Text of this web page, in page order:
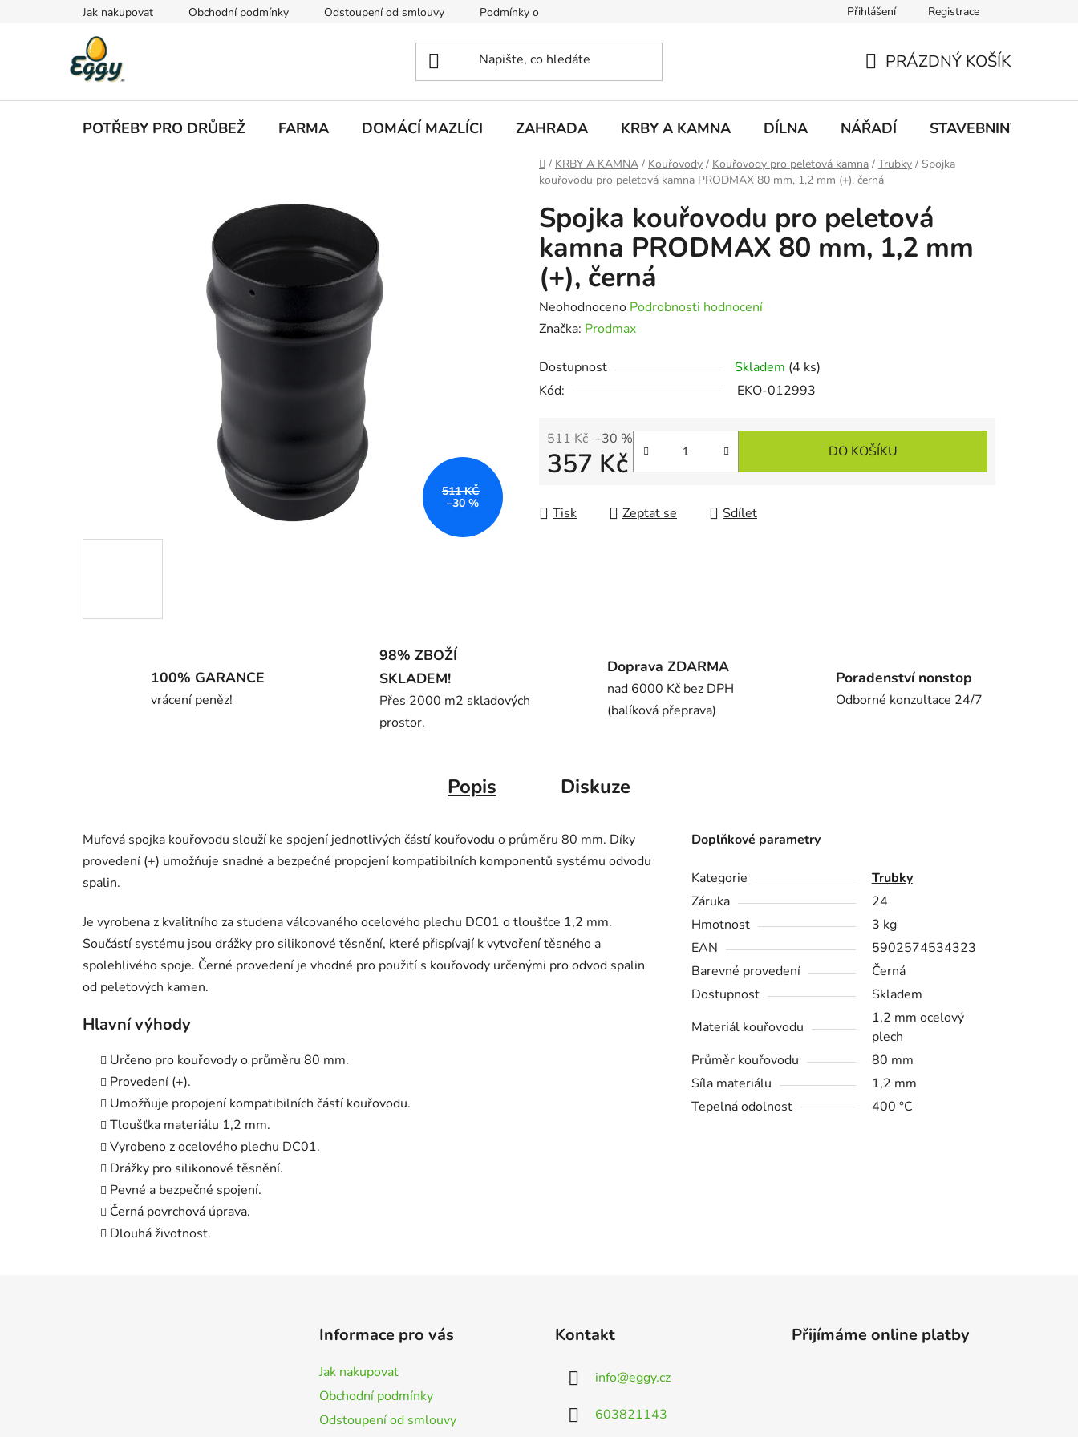
Jak nakupovat Obchodní podmínky Odstoupení od smlouvy Podmínky ochrany osobních údajů Doprava a platbaPřihlášení Registrace
KOŠÍK
PRÁZDNÝ KOŠÍK
POTŘEBY PRO DRŮBEŽ FARMA DOMÁCÍ MAZLÍCI ZAHRADA KRBY A KAMNA DÍLNA NÁŘADÍ STAVEBNINY
Domů
/ KRBY A KAMNA / Kouřovody / Kouřovody pro peletová kamna / Trubky / Spojka
kouřovodu pro peletová kamna PRODMAX 80 mm, 1,2 mm (+), černá
Spojka kouřovodu pro peletová
kamna PRODMAX 80 mm, 1,2 mm
(+), černá
Průměrné
hodnocení
je
0,0
hvězdiček.
Neohodnoceno Podrobnosti hodnocení
Značka: Prodmax
Dostupnost Skladem (4 ks)
Kód:
EKO-012993
511 Kč –30 %
357 Kč DO KOŠÍKU
Tisk Zeptat se Sdílet
511 KČ
–30 %
100% GARANCE
vrácení peněz!
98% ZBOŽÍ
SKLADEM!
Přes 2000 m2 skladových
prostor.
Doprava ZDARMA
nad 6000 Kč bez DPH
(balíková přeprava)
Poradenství nonstop
Odborné konzultace 24/7
Popis Diskuze
Mufová spojka kouřovodu slouží ke spojení jednotlivých částí kouřovodu o průměru 80 mm. Díky
provedení (+) umožňuje snadné a bezpečné propojení kompatibilních komponentů systému odvodu
spalin.
Je vyrobena z kvalitního za studena válcovaného ocelového plechu DC01 o tloušťce 1,2 mm.
Součástí systému jsou drážky pro silikonové těsnění, které přispívají k vytvoření těsného a
spolehlivého spoje. Černé provedení je vhodné pro použití s kouřovody určenými pro odvod spalin
od peletových kamen.
Hlavní výhody
Určeno pro kouřovody o průměru 80 mm.
Provedení (+).
Umožňuje propojení kompatibilních částí kouřovodu.
Tloušťka materiálu 1,2 mm.
Vyrobeno z ocelového plechu DC01.
Drážky pro silikonové těsnění.
Pevné a bezpečné spojení.
Černá povrchová úprava.
Dlouhá životnost.
Doplňkové parametry
Kategorie
Trubky
Záruka
24
Hmotnost
3 kg
EAN
5902574534323
Barevné provedení
Černá
Dostupnost
Skladem
Materiál kouřovodu
1,2 mm ocelový
plech
Průměr kouřovodu
80 mm
Síla materiálu
1,2 mm
Tepelná odolnost
400 °C
Informace pro vás
Jak nakupovat
Obchodní podmínky
Odstoupení od smlouvy
Kontakt
info@eggy.cz
603821143
Přijímáme online platby